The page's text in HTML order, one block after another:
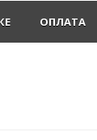
ОПЛАТА